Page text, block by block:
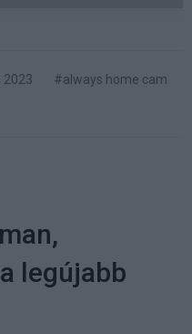
2023
#always home cam
legújabb